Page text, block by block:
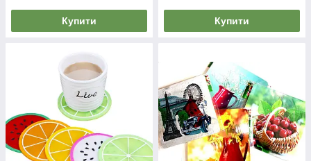
Купити Купити